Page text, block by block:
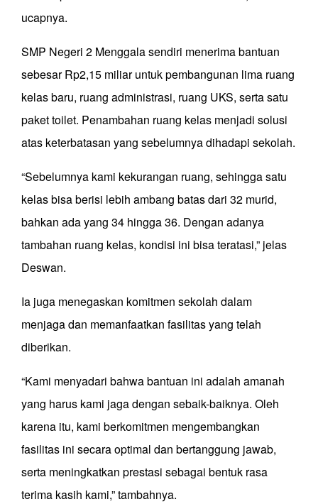
ucapnya.
SMP Negeri 2 Menggala sendiri menerima bantuan
sebesar Rp2,15 miliar untuk pembangunan lima ruang
kelas baru, ruang administrasi, ruang UKS, serta satu
paket toilet. Penambahan ruang kelas menjadi solusi
atas keterbatasan yang sebelumnya dihadapi sekolah.
“Sebelumnya kami kekurangan ruang, sehingga satu
kelas bisa berisi lebih ambang batas dari 32 murid,
bahkan ada yang 34 hingga 36. Dengan adanya
tambahan ruang kelas, kondisi ini bisa teratasi,” jelas
Deswan.
Ia juga menegaskan komitmen sekolah dalam
menjaga dan memanfaatkan fasilitas yang telah
diberikan.
“Kami menyadari bahwa bantuan ini adalah amanah
yang harus kami jaga dengan sebaik-baiknya. Oleh
karena itu, kami berkomitmen mengembangkan
fasilitas ini secara optimal dan bertanggung jawab,
serta meningkatkan prestasi sebagai bentuk rasa
terima kasih kami,” tambahnya.